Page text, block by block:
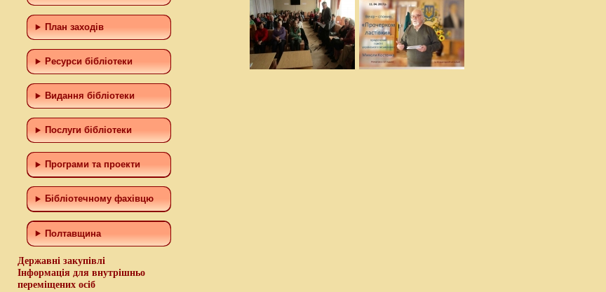
План заходів
Ресурси бібліотеки
Видання бібліотеки
Послуги бібліотеки
Програми та проекти
Бiблiотечному фахiвцю
Полтавщина
Державні закупівлі
Інформація для внутрішньо
переміщених осіб